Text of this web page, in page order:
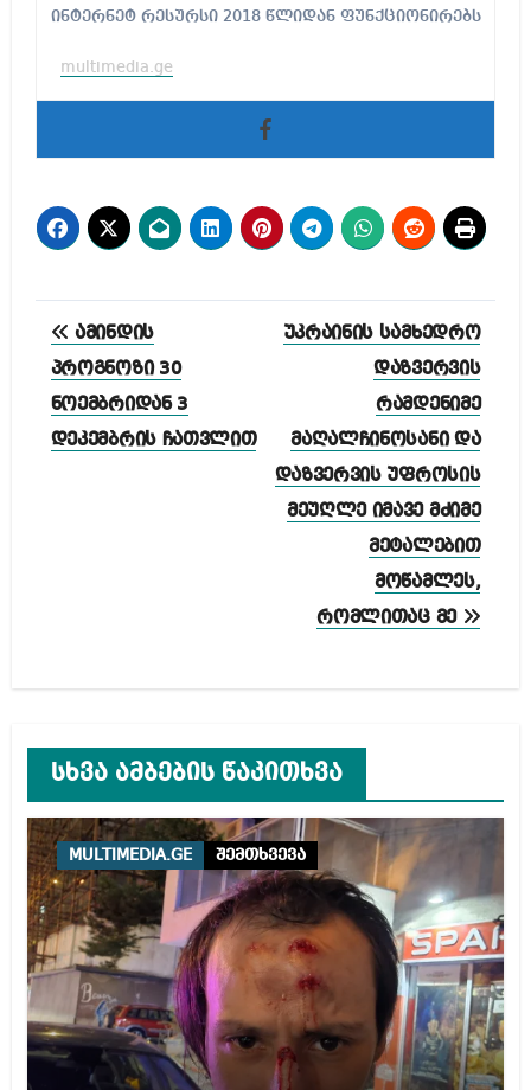
ინტერნეტ რესურსი 2018 წლიდან ფუნქციონირებს
multimedia.ge
პოსტის
ნავიგაცია
ამინდის
პროგნოზი 30
ნოემბრიდან 3
დეკემბრის ჩათვლით
უკრაინის სამხედრო
დაზვერვის
რამდენიმე
მაღალჩინოსანი და
დაზვერვის უფროსის
მეუღლე იმავე მძიმე
მეტალებით
მოწამლეს,
რომლითაც მე
სხვა ამბების წაკითხვა
MULTIMEDIA.GE შემთხვევა